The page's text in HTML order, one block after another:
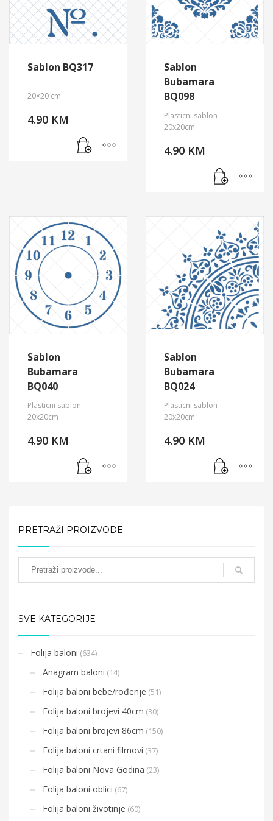
Sablon BQ317
20×20 cm
4.90 KM
Sablon
Bubamara
BQ098
Plasticni sablon
20x20cm
4.90 KM
Sablon
Bubamara
BQ040
Plasticni sablon
20x20cm
4.90 KM
Sablon
Bubamara
BQ024
Plasticni sablon
20x20cm
4.90 KM
PRETRAŽI PROIZVODE
SVE KATEGORIJE
Folija baloni (634)
Anagram baloni (14)
Folija baloni bebe/rođenje (51)
Folija baloni brojevi 40cm (30)
Folija baloni brojevi 86cm (150)
Folija baloni crtani filmovi (37)
Folija baloni Nova Godina (23)
Folija baloni oblici (67)
Folija baloni životinje (60)